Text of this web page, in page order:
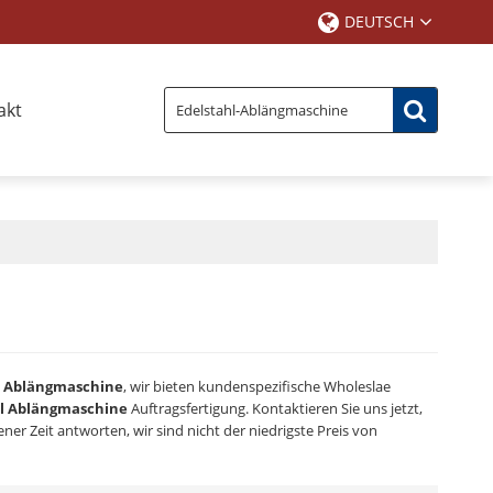
DEUTSCH
Ablängmaschine, wir bieten kundenspezifische Wholeslae
AblängmaschineAuftragsfertigung. Kontaktieren Sie uns jetzt,
Zeit antworten, wir sind nicht der niedrigste Preis von